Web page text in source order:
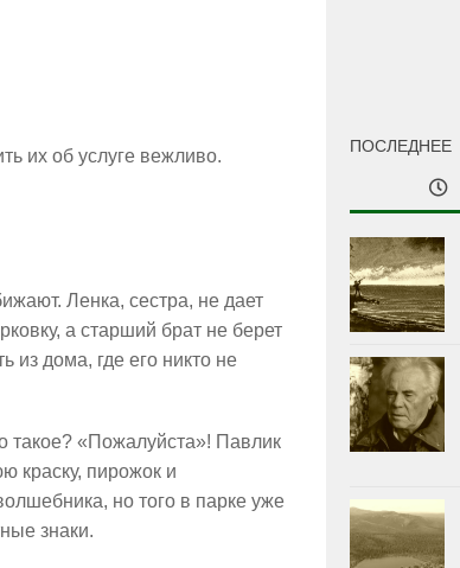
их об услуге вежливо.
Ленка, сестра, не дает
а старший брат не берет
из дома, где его никто не
такое? «Пожалуйста»! Павлик
краску, пирожок и
но того в парке уже
знаки.
ПОСЛЕДНЕЕ